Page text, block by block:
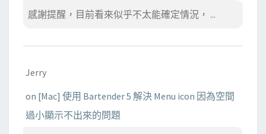
感謝提醒，目前看來似乎不太能確定情況， ...
Jerry
on [Mac] 使用 Bartender 5 解決 Menu icon 因為空間
過小顯示不出來的問題